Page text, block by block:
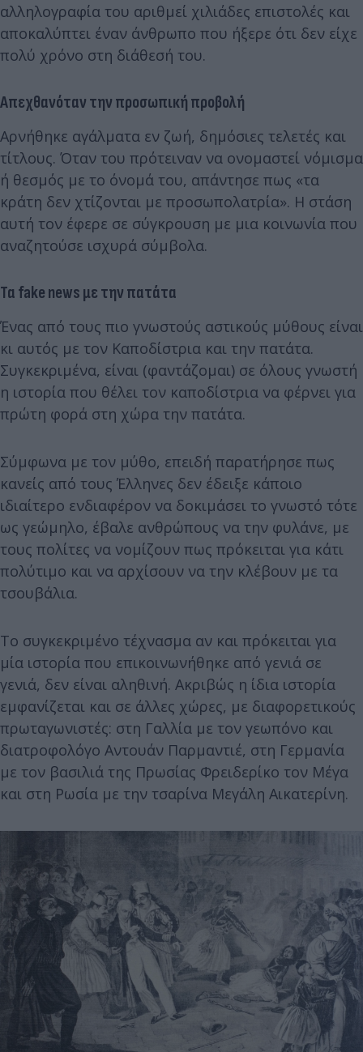
αλληλογραφία του αριθμεί χιλιάδες επιστολές και
αποκαλύπτει έναν άνθρωπο που ήξερε ότι δεν είχε
πολύ χρόνο στη διάθεσή του.
Απεχθανόταν την προσωπική προβολή
Αρνήθηκε αγάλματα εν ζωή, δημόσιες τελετές και
τίτλους. Όταν του πρότειναν να ονομαστεί νόμισμα
ή θεσμός με το όνομά του, απάντησε πως «τα
κράτη δεν χτίζονται με προσωπολατρία». Η στάση
αυτή τον έφερε σε σύγκρουση με μια κοινωνία που
αναζητούσε ισχυρά σύμβολα.
Τα fake news με την πατάτα
Ένας από τους πιο γνωστούς αστικούς μύθους είναι
κι αυτός με τον Καποδίστρια και την πατάτα.
Συγκεκριμένα, είναι (φαντάζομαι) σε όλους γνωστή
η ιστορία που θέλει τον καποδίστρια να φέρνει για
πρώτη φορά στη χώρα την πατάτα.
Σύμφωνα με τον μύθο, επειδή παρατήρησε πως
κανείς από τους Έλληνες δεν έδειξε κάποιο
ιδιαίτερο ενδιαφέρον να δοκιμάσει το γνωστό τότε
ως γεώμηλο, έβαλε ανθρώπους να την φυλάνε, με
τους πολίτες να νομίζουν πως πρόκειται για κάτι
πολύτιμο και να αρχίσουν να την κλέβουν με τα
τσουβάλια.
Το συγκεκριμένο τέχνασμα αν και πρόκειται για
μία ιστορία που επικοινωνήθηκε από γενιά σε
γενιά, δεν είναι αληθινή. Ακριβώς η ίδια ιστορία
εμφανίζεται και σε άλλες χώρες, με διαφορετικούς
πρωταγωνιστές: στη Γαλλία με τον γεωπόνο και
διατροφολόγο Αντουάν Παρμαντιέ, στη Γερμανία
με τον βασιλιά της Πρωσίας Φρειδερίκο τον Μέγα
και στη Ρωσία με την τσαρίνα Μεγάλη Αικατερίνη.